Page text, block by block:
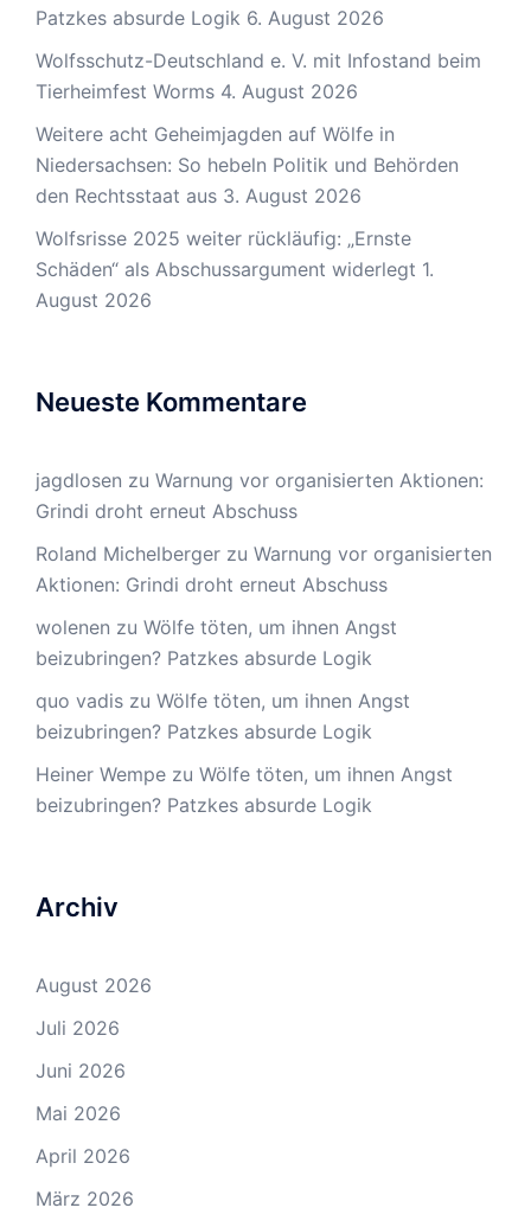
Patzkes absurde Logik 6. August 2026
Wolfsschutz-Deutschland e. V. mit Infostand beim
Tierheimfest Worms 4. August 2026
Weitere acht Geheimjagden auf Wölfe in
Niedersachsen: So hebeln Politik und Behörden
den Rechtsstaat aus 3. August 2026
Wolfsrisse 2025 weiter rückläufig: „Ernste
Schäden“ als Abschussargument widerlegt 1.
August 2026
Neueste Kommentare
jagdlosen zu Warnung vor organisierten Aktionen:
Grindi droht erneut Abschuss
Roland Michelberger zu Warnung vor organisierten
Aktionen: Grindi droht erneut Abschuss
wolenen zu Wölfe töten, um ihnen Angst
beizubringen? Patzkes absurde Logik
quo vadis zu Wölfe töten, um ihnen Angst
beizubringen? Patzkes absurde Logik
Heiner Wempe zu Wölfe töten, um ihnen Angst
beizubringen? Patzkes absurde Logik
Archiv
August 2026
Juli 2026
Juni 2026
Mai 2026
April 2026
März 2026